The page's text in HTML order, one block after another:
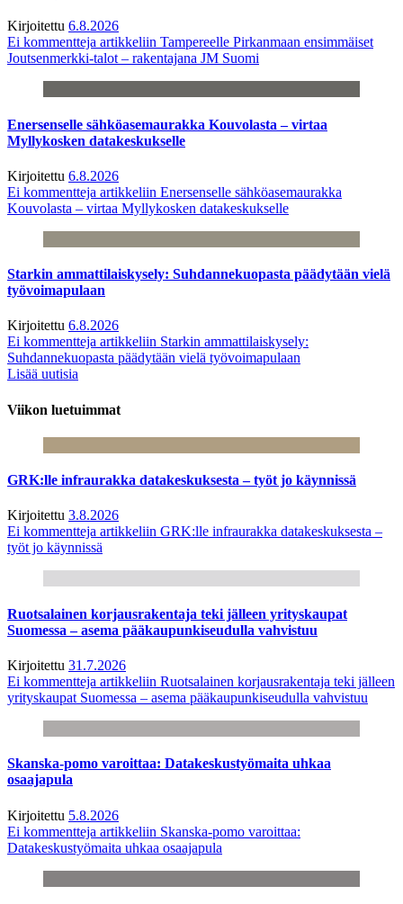
Kirjoitettu 6.8.2026
Ei kommentteja artikkeliin Tampereelle Pirkanmaan ensimmäiset
Joutsenmerkki-talot – rakentajana JM Suomi
Enersenselle sähköasemaurakka Kouvolasta – virtaa
Myllykosken datakeskukselle
Kirjoitettu 6.8.2026
Ei kommentteja artikkeliin Enersenselle sähköasemaurakka
Kouvolasta – virtaa Myllykosken datakeskukselle
Starkin ammattilaiskysely: Suhdannekuopasta päädytään vielä
työvoimapulaan
Kirjoitettu 6.8.2026
Ei kommentteja artikkeliin Starkin ammattilaiskysely:
Suhdannekuopasta päädytään vielä työvoimapulaan
Lisää uutisia
Viikon luetuimmat
GRK:lle infraurakka datakeskuksesta – työt jo käynnissä
Kirjoitettu 3.8.2026
Ei kommentteja artikkeliin GRK:lle infraurakka datakeskuksesta –
työt jo käynnissä
Ruotsalainen korjausrakentaja teki jälleen yrityskaupat
Suomessa – asema pääkaupunkiseudulla vahvistuu
Kirjoitettu 31.7.2026
Ei kommentteja artikkeliin Ruotsalainen korjausrakentaja teki jälleen
yrityskaupat Suomessa – asema pääkaupunkiseudulla vahvistuu
Skanska-pomo varoittaa: Datakeskustyömaita uhkaa
osaajapula
Kirjoitettu 5.8.2026
Ei kommentteja artikkeliin Skanska-pomo varoittaa:
Datakeskustyömaita uhkaa osaajapula